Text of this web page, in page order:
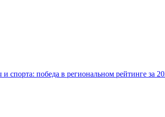
победа в региональном рейтинге за